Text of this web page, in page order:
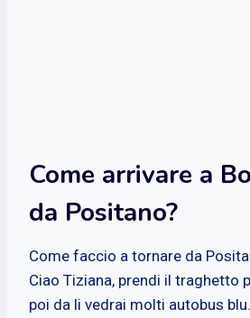
Come arrivare a
da Positano?
Come faccio a tornare da
Ciao Tiziana, prendi il traghetto
poi da li vedrai molti autobus